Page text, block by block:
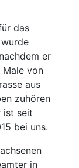
das
er
Male von
aus
zuhören
ist seit
bei uns.
in